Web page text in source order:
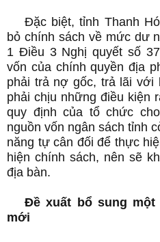
Đặc biệt, tỉnh Thanh
bỏ chính sách về mức dư
1 Điều 3 Nghị quyết số
vốn của chính quyền địa
phải trả nợ gốc, trả lãi với
phải chịu những điều kiện
quy định của tổ chức
nguồn vốn ngân sách tỉnh
năng tự cân đối để thực
hiện chính sách, nên sẽ
địa bàn.
Đề xuất bổ sung
mới